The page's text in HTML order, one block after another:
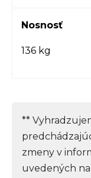
Nosnosť
136 kg
**
zmeny v
uvedených